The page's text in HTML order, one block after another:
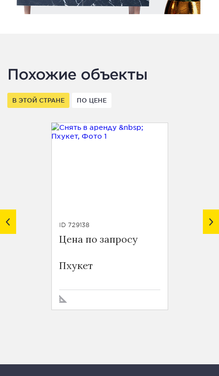
Похожие объекты
В ЭТОЙ СТРАНЕ ПО ЦЕНЕ
ID 729138
Цена по запросу
Пхукет
ID